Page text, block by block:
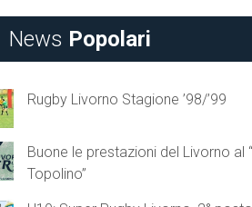
News Popolari
Rugby Livorno Stagione ’98/’99
Buone le prestazioni del Livorno al
Topolino”